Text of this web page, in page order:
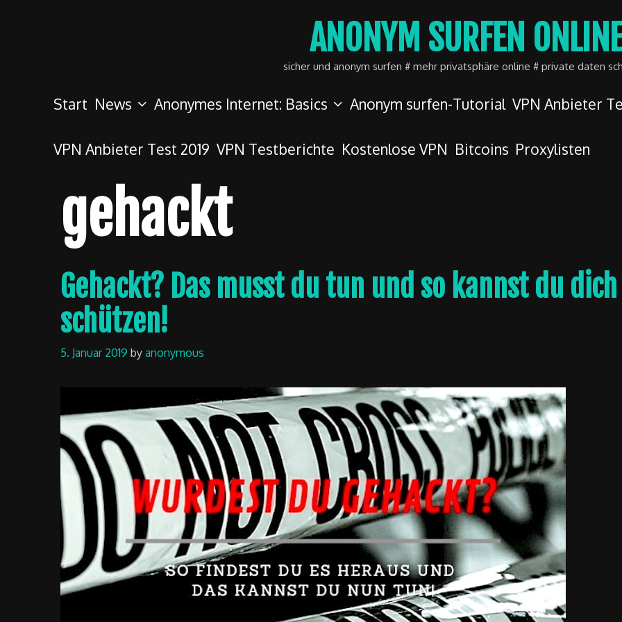
ANONYM SURFEN
sicher und anonym surfen # mehr privatsphäre online # private daten
Start News Anonymes Internet: Basics Anonym surfen-Tutorial VPN Anbieter
VPN Anbieter Test 2019 VPN Testberichte Kostenlose VPN Bitcoins Proxylisten
gehackt
Gehackt? Das musst du tun und so kannst du dich
schützen!
5. Januar 2019 byanonymous